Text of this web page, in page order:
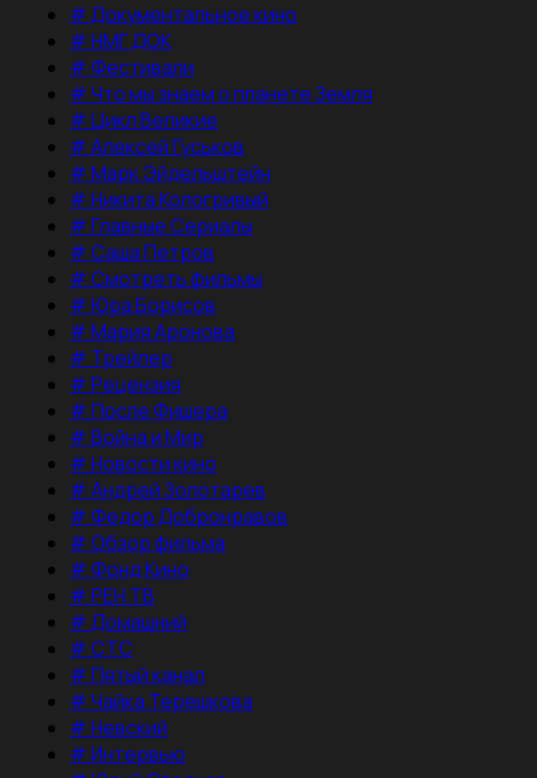
#Документальное кино
#НМГ ДОК
#Фестивали
#Что мы знаем о планете Земля
#Цикл Великие
#Алексей Гуськов
#Марк Эйдельштейн
#Никита Кологривый
#Главные Сериалы
#Саша Петров
#Смотреть фильмы
#Юра Борисов
#Мария Аронова
# Трейлер
#Рецензия
#После Фишера
#Война и Мир
#Новости кино
#Андрей Золотарев
#Федор Добронравов
#Обзор фильма
#Фонд Кино
#РЕН ТВ
#Домашний
#СТС
#Пятый канал
#Чайка Терешкова
#Невский
#Интервью